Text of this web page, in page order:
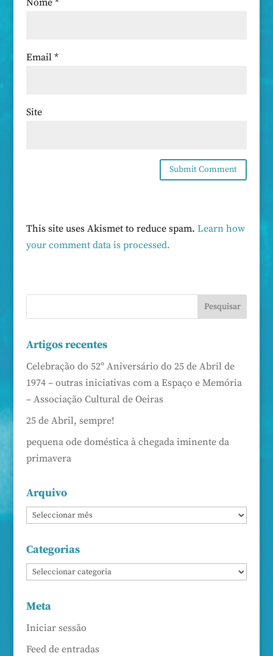
Nome *
Email *
Site
This site uses Akismet to reduce spam. Learn how
your comment data is processed.
Artigos recentes
Celebração do 52º Aniversário do 25 de Abril de
1974 – outras iniciativas com a Espaço e Memória
– Associação Cultural de Oeiras
25 de Abril, sempre!
pequena ode doméstica à chegada iminente da
primavera
Arquivo
Categorias
Meta
Iniciar sessão
Feed de entradas